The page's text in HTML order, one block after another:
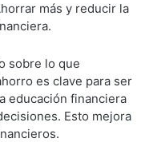
más y reducir la
sobre lo que
es clave para ser
educación financiera
Esto mejora